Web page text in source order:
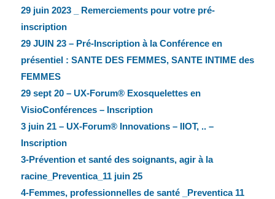
29 juin 2023 _ Remerciements pour votre pré-
inscription
29 JUIN 23 – Pré-Inscription à la Conférence en
présentiel : SANTE DES FEMMES, SANTE INTIME des
FEMMES
29 sept 20 – UX-Forum® Exosquelettes en
VisioConférences – Inscription
3 juin 21 – UX-Forum® Innovations – IIOT, .. –
Inscription
3-Prévention et santé des soignants, agir à la
racine_Preventica_11 juin 25
4-Femmes, professionnelles de santé _Preventica 11